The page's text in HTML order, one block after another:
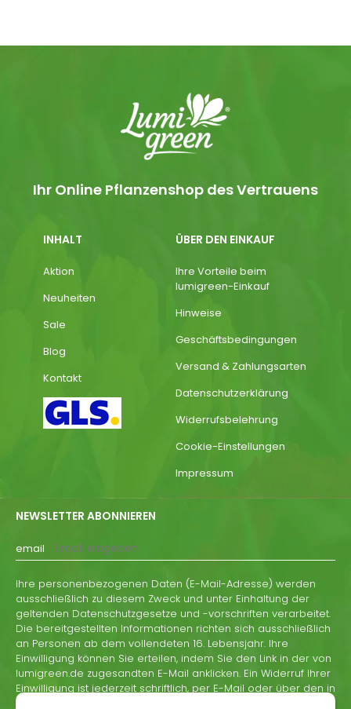
Ihr Online Pflanzenshop des Vertrauens
INHALT
Aktion
Neuheiten
Sale
Blog
Kontakt
ÜBER DEN EINKAUF
Ihre Vorteile beim
lumigreen-Einkauf
Hinweise
Geschäftsbedingungen
Versand & Zahlungsarten
Datenschutzerklärung
Widerrufsbelehrung
Cookie-Einstellungen
Impressum
NEWSLETTER ABONNIEREN
email
Ihre personenbezogenen Daten (E-Mail-Adresse) werden
ausschließlich zu diesem Zweck und unter Einhaltung der
geltenden Datenschutzgesetze und -vorschriften verarbeitet.
Die bereitgestellten Informationen richten sich ausschließlich
an Personen ab dem vollendeten 16. Lebensjahr. Ihre
Einwilligung können Sie erteilen, indem Sie den Link in der von
lumigreen.de zugesandten E-Mail anklicken. Ein Widerruf Ihrer
Einwilligung ist jederzeit schriftlich, per E-Mail oder über den in
jeder Informations-E-Mail von lumigreen.de enthaltenen